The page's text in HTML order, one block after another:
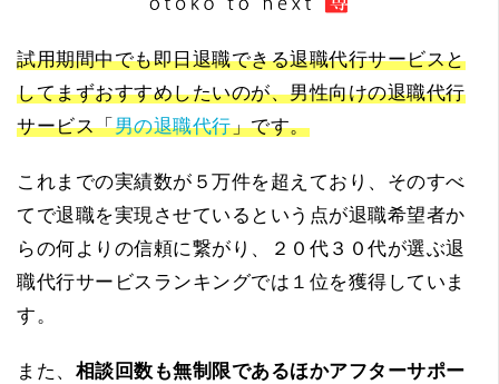
試用期間中でも即日退職できる退職代行サービスと
してまずおすすめしたいのが、男性向けの退職代行
サービス「男の退職代行」です。
これまでの実績数が５万件を超えており、そのすべ
てで退職を実現させているという点が退職希望者か
らの何よりの信頼に繋がり、２０代３０代が選ぶ退
職代行サービスランキングでは１位を獲得していま
す。
また、 相談回数も無制限であるほかアフターサポー